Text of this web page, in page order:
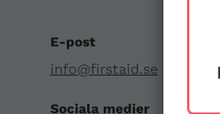
E-post
info@firstaid.se
Sociala medier